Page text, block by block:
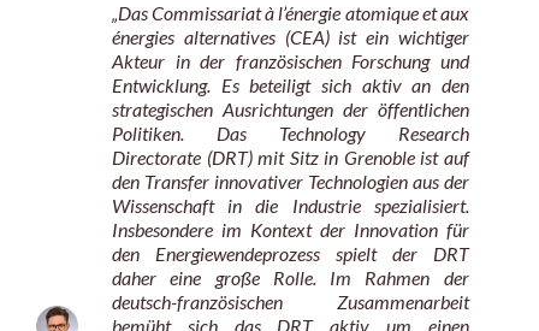
„Das Commissariat à l’énergie atomique et aux
énergies alternatives (CEA) ist ein wichtiger
Akteur in der französischen Forschung und
Entwicklung. Es beteiligt sich aktiv an den
strategischen Ausrichtungen der öffentlichen
Politiken. Das Technology Research
Directorate (DRT) mit Sitz in Grenoble ist auf
den Transfer innovativer Technologien aus der
Wissenschaft in die Industrie spezialisiert.
Insbesondere im Kontext der Innovation für
den Energiewendeprozess spielt der DRT
daher eine große Rolle. Im Rahmen der
deutsch-französischen Zusammenarbeit
bemüht sich das DRT aktiv um einen